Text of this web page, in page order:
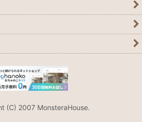
(C) 2007 MonsteraHouse.